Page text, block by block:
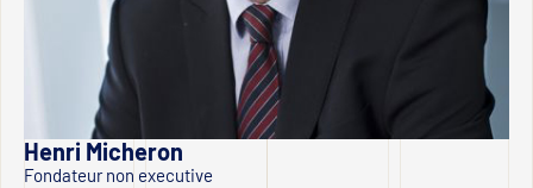
Henri Micheron
Fondateur non executive